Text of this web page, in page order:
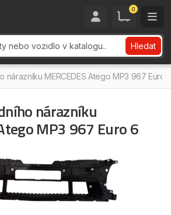
0
Hledat
nárazníku MERCEDES Atego MP3 967 Euro
nárazníku
MP3 967 Euro 6